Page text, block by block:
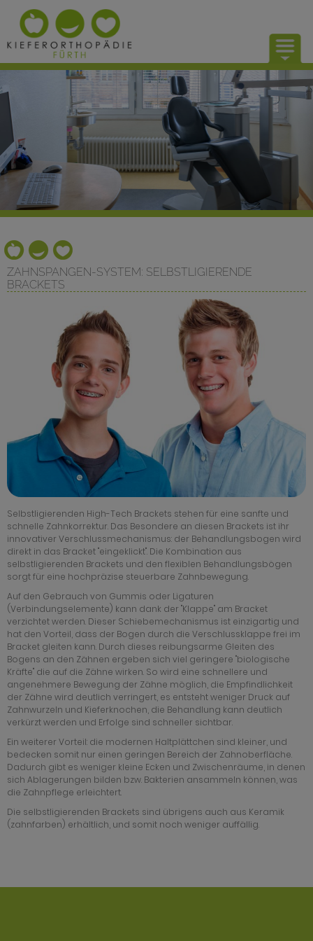
UNSERE PRAXIS
KIEFERORTHOPÄDIE
KONTAKT
ZAHNSPANGEN-SYSTEM: SELBSTLIGIERENDE
BRACKETS
Selbstligierenden High-Tech Brackets stehen für eine sanfte und
schnelle Zahnkorrektur. Das Besondere an diesen Brackets ist ihr
innovativer Verschlussmechanismus: der Behandlungsbogen wird
direkt in das Bracket "eingeklickt". Die Kombination aus
selbstligierenden Brackets und den flexiblen Behandlungsbögen
sorgt für eine hochpräzise steuerbare Zahnbewegung.
Auf den Gebrauch von Gummis oder Ligaturen
(Verbindungselemente) kann dank der "Klappe" am Bracket
verzichtet werden. Dieser Schiebemechanismus ist einzigartig und
hat den Vorteil, dass der Bogen durch die Verschlussklappe frei im
Bracket gleiten kann. Durch dieses reibungsarme Gleiten des
Bogens an den Zähnen ergeben sich viel geringere "biologische
Kräfte" die auf die Zähne wirken. So wird eine schnellere und
angenehmere Bewegung der Zähne möglich, die Empfindlichkeit
der Zähne wird deutlich verringert, es entsteht weniger Druck auf
Zahnwurzeln und Kieferknochen, die Behandlung kann deutlich
verkürzt werden und Erfolge sind schneller sichtbar.
Ein weiterer Vorteil: die modernen Haltplättchen sind kleiner, und
bedecken somit nur einen geringen Bereich der Zahnoberfläche.
Dadurch gibt es weniger kleine Ecken und Zwischenräume, in denen
sich Ablagerungen bilden bzw. Bakterien ansammeln können, was
die Zahnpflege erleichtert.
Die selbstligierenden Brackets sind übrigens auch aus Keramik
(zahnfarben) erhältlich, und somit noch weniger auffällig.